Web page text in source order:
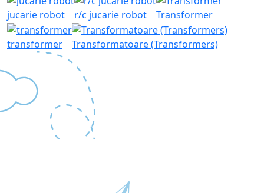
jucarie robot r/c jucarie robot Transformer
transformer Transformatoare (Transformers)